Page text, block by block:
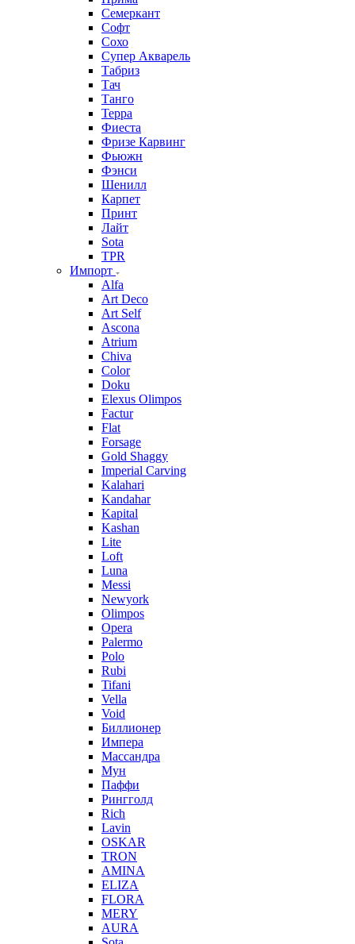
Семеркант
Софт
Сохо
Супер Акварель
Табриз
Тач
Танго
Терра
Фиеста
Фризе Карвинг
Фьюжн
Фэнси
Шенилл
Карпет
Принт
Лайт
Sota
TPR
Импорт
Alfa
Art Deco
Art Self
Ascona
Atrium
Chiva
Color
Doku
Elexus Olimpos
Factur
Flat
Forsage
Gold Shaggy
Imperial Carving
Kalahari
Kandahar
Kapital
Kashan
Lite
Loft
Luna
Messi
Newyork
Olimpos
Opera
Palermo
Polo
Rubi
Tifani
Vella
Void
Биллионер
Импера
Массандра
Мун
Паффи
Рингголд
Rich
Lavin
OSKAR
TRON
AMINA
ELIZA
FLORA
MERY
AURA